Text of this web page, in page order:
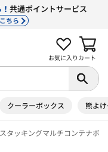
共通ポイントサービス
ちら
お気に入り カート
クーラーボックス 熊よ
スタッキングマルチコンテナ